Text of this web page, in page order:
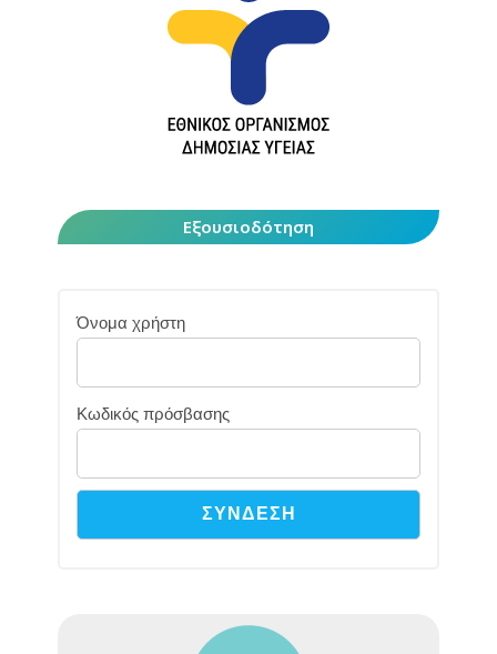
Εξουσιοδότηση
Όνομα χρήστη
Κωδικός πρόσβασης